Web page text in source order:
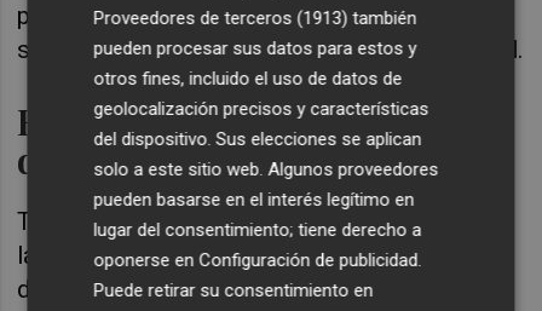
procesos de fermentación optimizados con
su propia herramienta de inteligencia artificial.
El futuro de la cocina
deportiva
También en la valencianaMiobiose valen de
la inteligencia artificial, en este caso para
diseñar dietas personalizadas orientadas al
Proveedores de terceros (1913) también
pueden procesar sus datos para estos y
otros fines, incluido el uso de datos de
geolocalización precisos y características
del dispositivo. Sus elecciones se aplican
solo a este sitio web. Algunos proveedores
pueden basarse en el interés legítimo en
lugar del consentimiento; tiene derecho a
oponerse enConfiguración de publicidad
Puede retirar su consentimiento en